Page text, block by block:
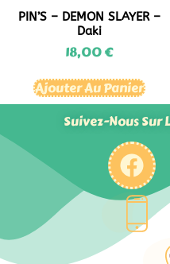
PIN’S – DEMON SLAYER –
Daki
18,00€
Ajouter Au Panier
Suivez-Nous Sur